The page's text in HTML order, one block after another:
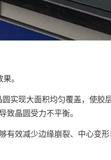
。
现大面积均匀覆盖，使胶
晶圆受力不平衡。
效减少边缘崩裂、中心变